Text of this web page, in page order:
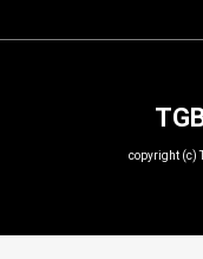
copyright (c)